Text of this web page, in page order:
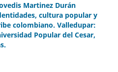
Martinez Durán
cultura popular y
colombiano. Valledupar:
Popular del Cesar,